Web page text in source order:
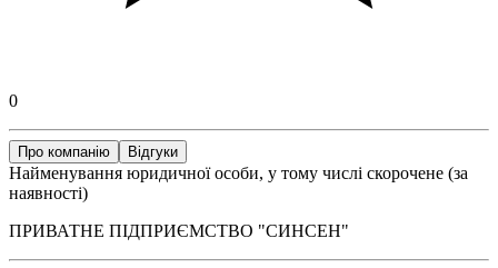
0
Про компанію Відгуки
Найменування юридичної особи, у тому числі скорочене (за
наявності)
ПРИВАТНЕ ПІДПРИЄМСТВО "СИНСЕН"